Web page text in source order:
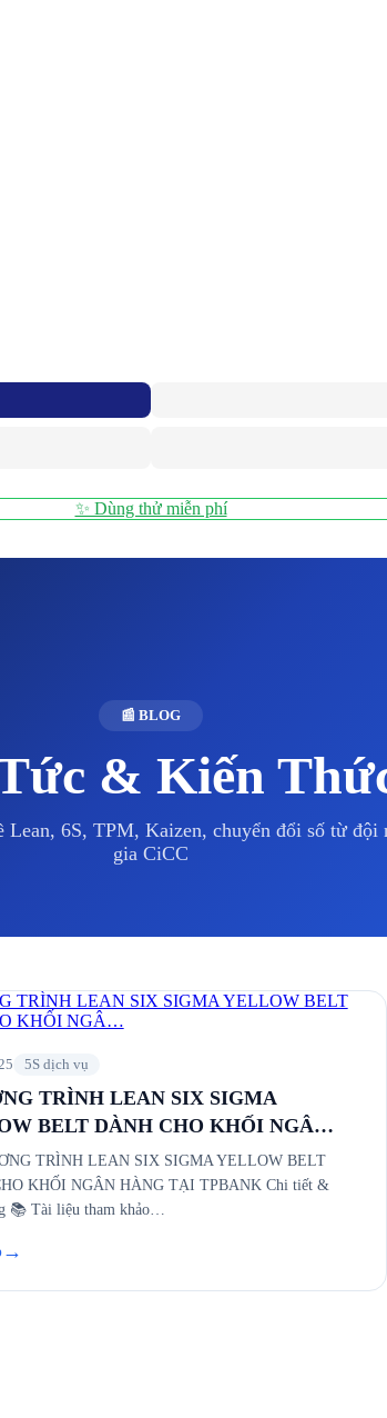
✨ Dùng thử miễn phí
📰 BLOG
& Kiến
Lean, 6S, TPM, Kaizen, chuyển đổi số từ đội
gia CiCC
5S dịch vụ
TRÌNH LEAN SIX SIGMA
BELT DÀNH CHO KHỐI NGÂ…
TRÌNH LEAN SIX SIGMA YELLOW BELT
KHỐI NGÂN HÀNG TẠI TPBANK Chi tiết &
📚 Tài liệu tham khảo…
→